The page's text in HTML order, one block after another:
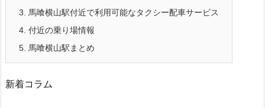
3.
馬喰横山駅付近で利用可能なタクシー配車サービス
4. 付近の乗り場情報
5. 馬喰横山駅まとめ
新着コラム